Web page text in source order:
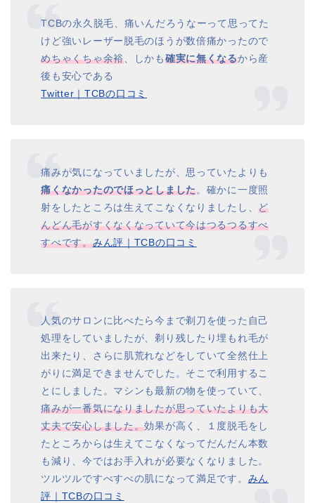
TCBの永久脱毛、痛いんだろうなーって思ってた
けど強いレーザー脱毛のほうが数倍痛かったので
めちゃくちゃ余裕、しかも確実に無くなるから産
後も安心である
Twitter｜TCBの口コミ
痛みが気になっていましたが、思っていたよりも
痛くなかったのでほっとしました。確かに一度照
射をしたところは生えてこなくなりましたし、ど
んどん毛がすくなくなっていて今はつるつるすべ
すべです。みん評｜TCBの口コミ
人気のサロンに比べたら今まで剃刀を使った自己
処理をしていましたが、剃り残したり埋もれ毛が
出来たり、さらに肌荒れなどをしていて全然仕上
がりに満足できませんでした。そこで利用するこ
とにしました。マシンも最新の物を使っていて、
痛みが一番気になりましたが思っていたよりも大
丈夫で安心しました。効果が高く、１度脱毛をし
たところからは生えてこなくなってだんだん本数
も減り、今ではお手入れが必要なくなりました。
ツルツルですべすべの肌になって満足です。 みん
評｜TCBの口コミ